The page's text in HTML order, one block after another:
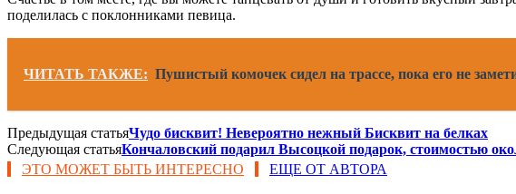
поделилась с поклонниками певица.
ЧИТАТЬ ТАКЖЕ: Пушистый комочек сидел на трассе, пока его не
Предыдущая статьяЧудо бисквит! Невероятно нежный Бисквит на белках
Следующая статьяКончаловский подарил Высоцкой подарок, стоимостью
ЭТО МОЖЕТ БЫТЬ ИНТЕРЕСНО
ЕЩЕ ОТ АВТОРА